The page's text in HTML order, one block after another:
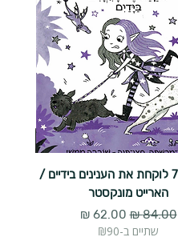
מיראבל 7 לוקחת את הענינים בידיים /
הארייט מונקסטר
מחיר רגיל‏84.00 ‏₪ מחיר מבצע
שתיים ב-₪90